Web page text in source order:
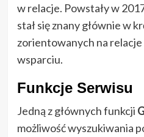
w relacje. Powstały w
stał się znany głównie w
zorientowanych na
wsparciu.
Funkcje Serwisu
Jedną z głównych funkcji
możliwość wyszukiwania